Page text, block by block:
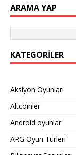
ARAMA YAP
KATEGORILER
Aksiyon Oyunları
Altcoinler
Android oyunlar
ARG Oyun Türleri